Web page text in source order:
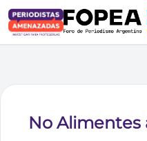
No Alimentes